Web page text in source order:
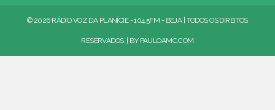
© 2026 RÁDIO VOZ DA PLANÍCIE - 104.5FM - BEJA | TODOS OS DIREITOS
RESERVADOS. | BY PAULOAMC.COM